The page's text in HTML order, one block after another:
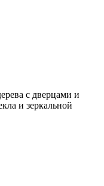
с дверцами и
и зеркальной